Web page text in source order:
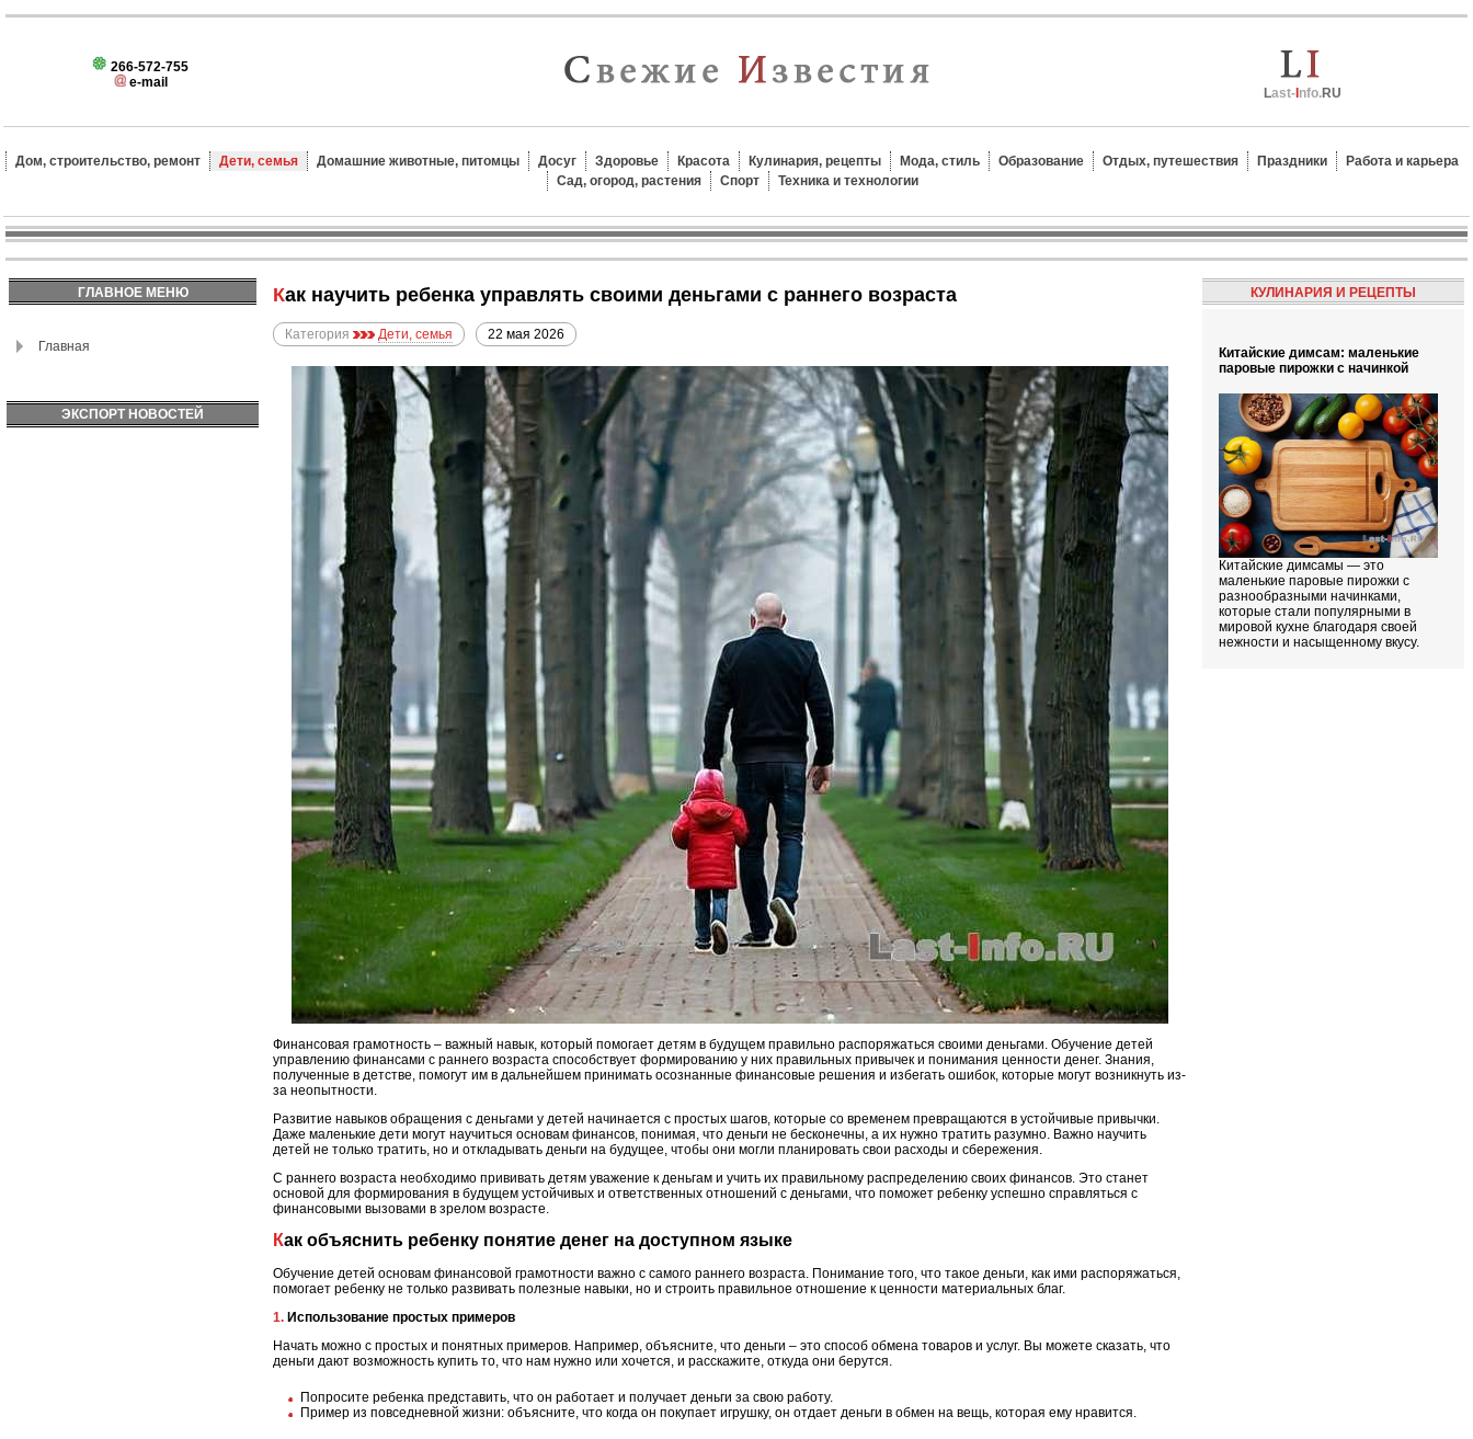
266-572-755
e-mail
Last- nfo.RU
Дом, строительство, ремонт Дети, семья Домашние животные, питомцы Досуг Здоровье Красота Кулинария, рецепты Мода, стиль Образование Отдых, путешествия Праздники
Работа и карьера
Сад, огород, растения
Спорт Техника и технологии
ГЛАВНОЕ МЕНЮ
Главная
ЭКСПОРТ НОВОСТЕЙ
Как научить ребенка управлять своими деньгами с раннего возраста
Категория Дети, семья 22 мая 2026
Финансовая грамотность – важный навык, который помогает детям в будущем правильно распоряжаться своими деньгами. Обучение детей
управлению финансами с раннего возраста способствует формированию у них правильных привычек и понимания ценности денег. Знания,
полученные в детстве, помогут им в дальнейшем принимать осознанные финансовые решения и избегать ошибок, которые могут возникнуть из-
за неопытности.
Развитие навыков обращения с деньгами у детей начинается с простых шагов, которые со временем превращаются в устойчивые привычки.
Даже маленькие дети могут научиться основам финансов, понимая, что деньги не бесконечны, а их нужно тратить разумно. Важно научить
детей не только тратить, но и откладывать деньги на будущее, чтобы они могли планировать свои расходы и сбережения.
С раннего возраста необходимо прививать детям уважение к деньгам и учить их правильному распределению своих финансов. Это станет
основой для формирования в будущем устойчивых и ответственных отношений с деньгами, что поможет ребенку успешно справляться с
финансовыми вызовами в зрелом возрасте.
Как объяснить ребенку понятие денег на доступном языке
Обучение детей основам финансовой грамотности важно с самого раннего возраста. Понимание того, что такое деньги, как ими распоряжаться,
помогает ребенку не только развивать полезные навыки, но и строить правильное отношение к ценности материальных благ.
1. Использование простых примеров
Начать можно с простых и понятных примеров. Например, объясните, что деньги – это способ обмена товаров и услуг. Вы можете сказать, что
деньги дают возможность купить то, что нам нужно или хочется, и расскажите, откуда они берутся.
Попросите ребенка представить, что он работает и получает деньги за свою работу.
Пример из повседневной жизни: объясните, что когда он покупает игрушку, он отдает деньги в обмен на вещь, которая ему нравится.
КУЛИНАРИЯ И РЕЦЕПТЫ
Китайские димсам: маленькие
паровые пирожки с начинкой
Китайские димсамы — это
маленькие паровые пирожки с
разнообразными начинками,
которые стали популярными в
мировой кухне благодаря своей
нежности и насыщенному вкусу.